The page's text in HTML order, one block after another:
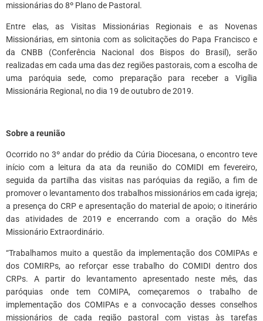
missionárias do 8º Plano de Pastoral.
Entre elas, as Visitas Missionárias Regionais e as Novenas
Missionárias, em sintonia com as solicitações do Papa Francisco e
da CNBB (Conferência Nacional dos Bispos do Brasil), serão
realizadas em cada uma das dez regiões pastorais, com a escolha de
uma paróquia sede, como preparação para receber a Vigília
Missionária Regional, no dia 19 de outubro de 2019.
Sobre a reunião
Ocorrido no 3º andar do prédio da Cúria Diocesana, o encontro teve
início com a leitura da ata da reunião do COMIDI em fevereiro,
seguida da partilha das visitas nas paróquias da região, a fim de
promover o levantamento dos trabalhos missionários em cada igreja;
a presença do CRP e apresentação do material de apoio; o itinerário
das atividades de 2019 e encerrando com a oração do Mês
Missionário Extraordinário.
“Trabalhamos muito a questão da implementação dos COMIPAs e
dos COMIRPs, ao reforçar esse trabalho do COMIDI dentro dos
CRPs. A partir do levantamento apresentado neste mês, das
paróquias onde tem COMIPA, começaremos o trabalho de
implementação dos COMIPAs e a convocação desses conselhos
missionários de cada região pastoral com vistas às tarefas